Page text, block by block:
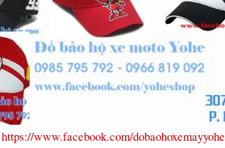
https://www.facebook.com/dobaohoxemayyohe